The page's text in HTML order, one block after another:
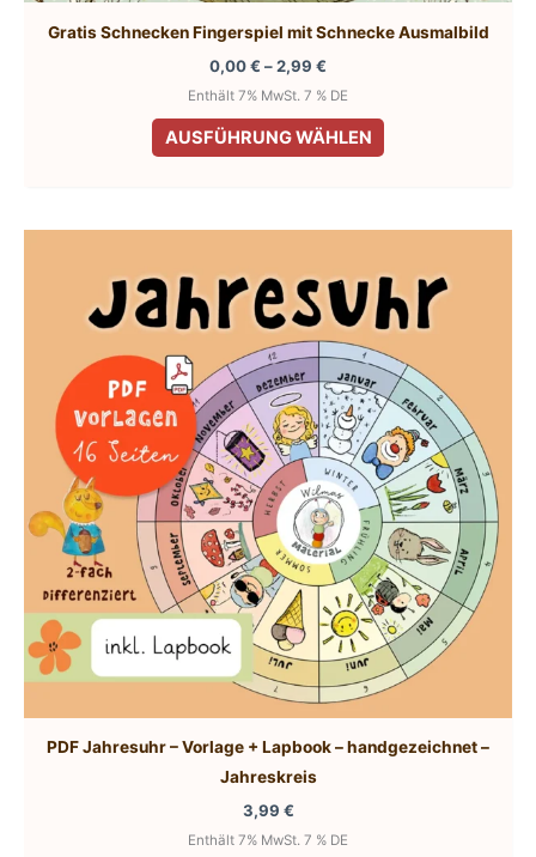
Gratis Schnecken Fingerspiel mit Schnecke Ausmalbild
0,00€ –2,99 €
bis
Enthält 7% MwSt. 7 % DE
AUSFÜHRUNG WÄHLEN
Dieses
Produkt
auf.
Die
Optionen
können
auf
der
Produktseite
gewählt
werden
PDF Jahresuhr – Vorlage + Lapbook – handgezeichnet –
Jahreskreis
3,99 €
Enthält 7% MwSt. 7 % DE